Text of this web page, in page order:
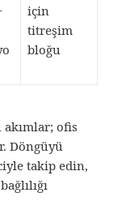
için
titreşim
bloğu
ofis
Döngüyü
takip edin,